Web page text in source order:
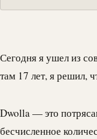
Сегодня я ушел из
там 17 лет, я решил,
Dwolla— это
бесчисленное